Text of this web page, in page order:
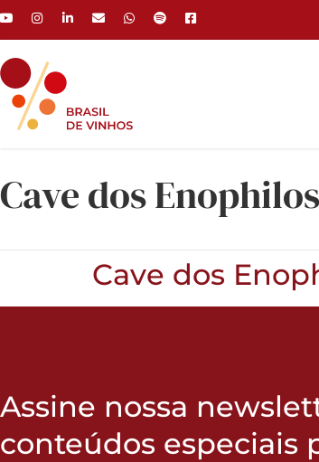
Cave dos Enophilos
Cave dos
Assine nossa
conteúdos especiais